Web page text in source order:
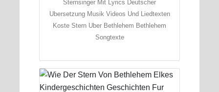
Sternsinger Mit Lyrics Deutscher
Ubersetzung Musik Videos Und Liedtexten
Koste Stern Uber Bethlehem Bethlehem
Songtexte